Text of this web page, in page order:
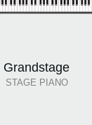
Grandstage
STAGE PIANO